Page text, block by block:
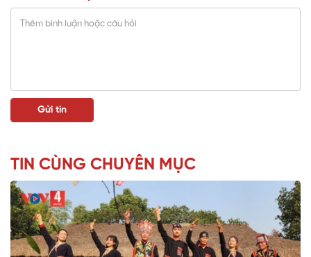
TIN CÙNG CHUYÊN MỤC